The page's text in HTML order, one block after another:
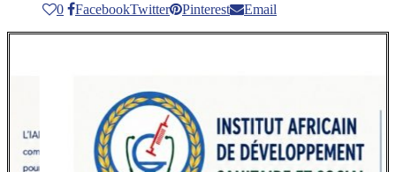
0 FacebookTwitter Pinterest Email